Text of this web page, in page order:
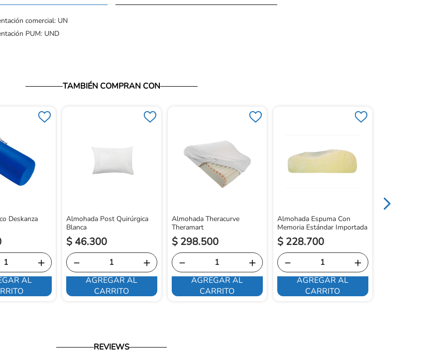
comercial: UN
PUM: UND
TAMBIÉN COMPRAN CON
Deskanza
＋
AL
Almohada Post Quirúrgica
Blanca
$ 46.300
＋
－
AGREGAR AL
CARRITO
Almohada Theracurve
Theramart
$ 298.500
＋
－
AGREGAR AL
CARRITO
Almohada Espuma Con
Memoria Estándar Importada
$ 228.700
＋
－
AGREGAR AL
CARRITO
REVIEWS